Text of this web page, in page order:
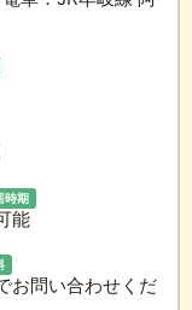
時期
能
お問い合わせくだ